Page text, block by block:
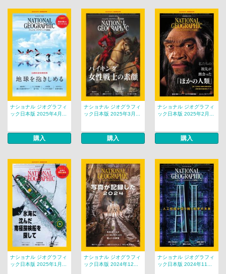
ナショナル ジオグラフィ
ック日本版 2025年4月...
購入
ナショナル ジオグラフィ
ック日本版 2025年3月...
購入
ナショナル ジオグラフィ
ック日本版 2025年2月...
購入
ナショナル ジオグラフィ
ック日本版 2025年1月...
ナショナル ジオグラフィ
ック日本版 2024年12...
ナショナル ジオグラフィ
ック日本版 2024年11...